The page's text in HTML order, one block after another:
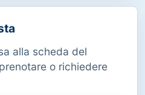
alla scheda del
o richiedere